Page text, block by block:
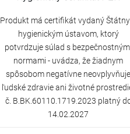
Produkt má certifikát vydaný
hygienickým ústavom, ktorý
potvrdzuje súlad s
normami - uvádza, že žiadnym
spôsobom negatívne neovplyvňuje
ľudské zdravie ani životné
č. B.BK.60110.1719.2023 platný
14.02.2027